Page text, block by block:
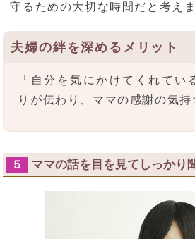
守るための大切な時間だと考えま
夫婦の絆を深めるメリット
「自分を気にかけてくれてい
りが伝わり、ママの感謝の気持
５ ママの話を目を見てしっかり